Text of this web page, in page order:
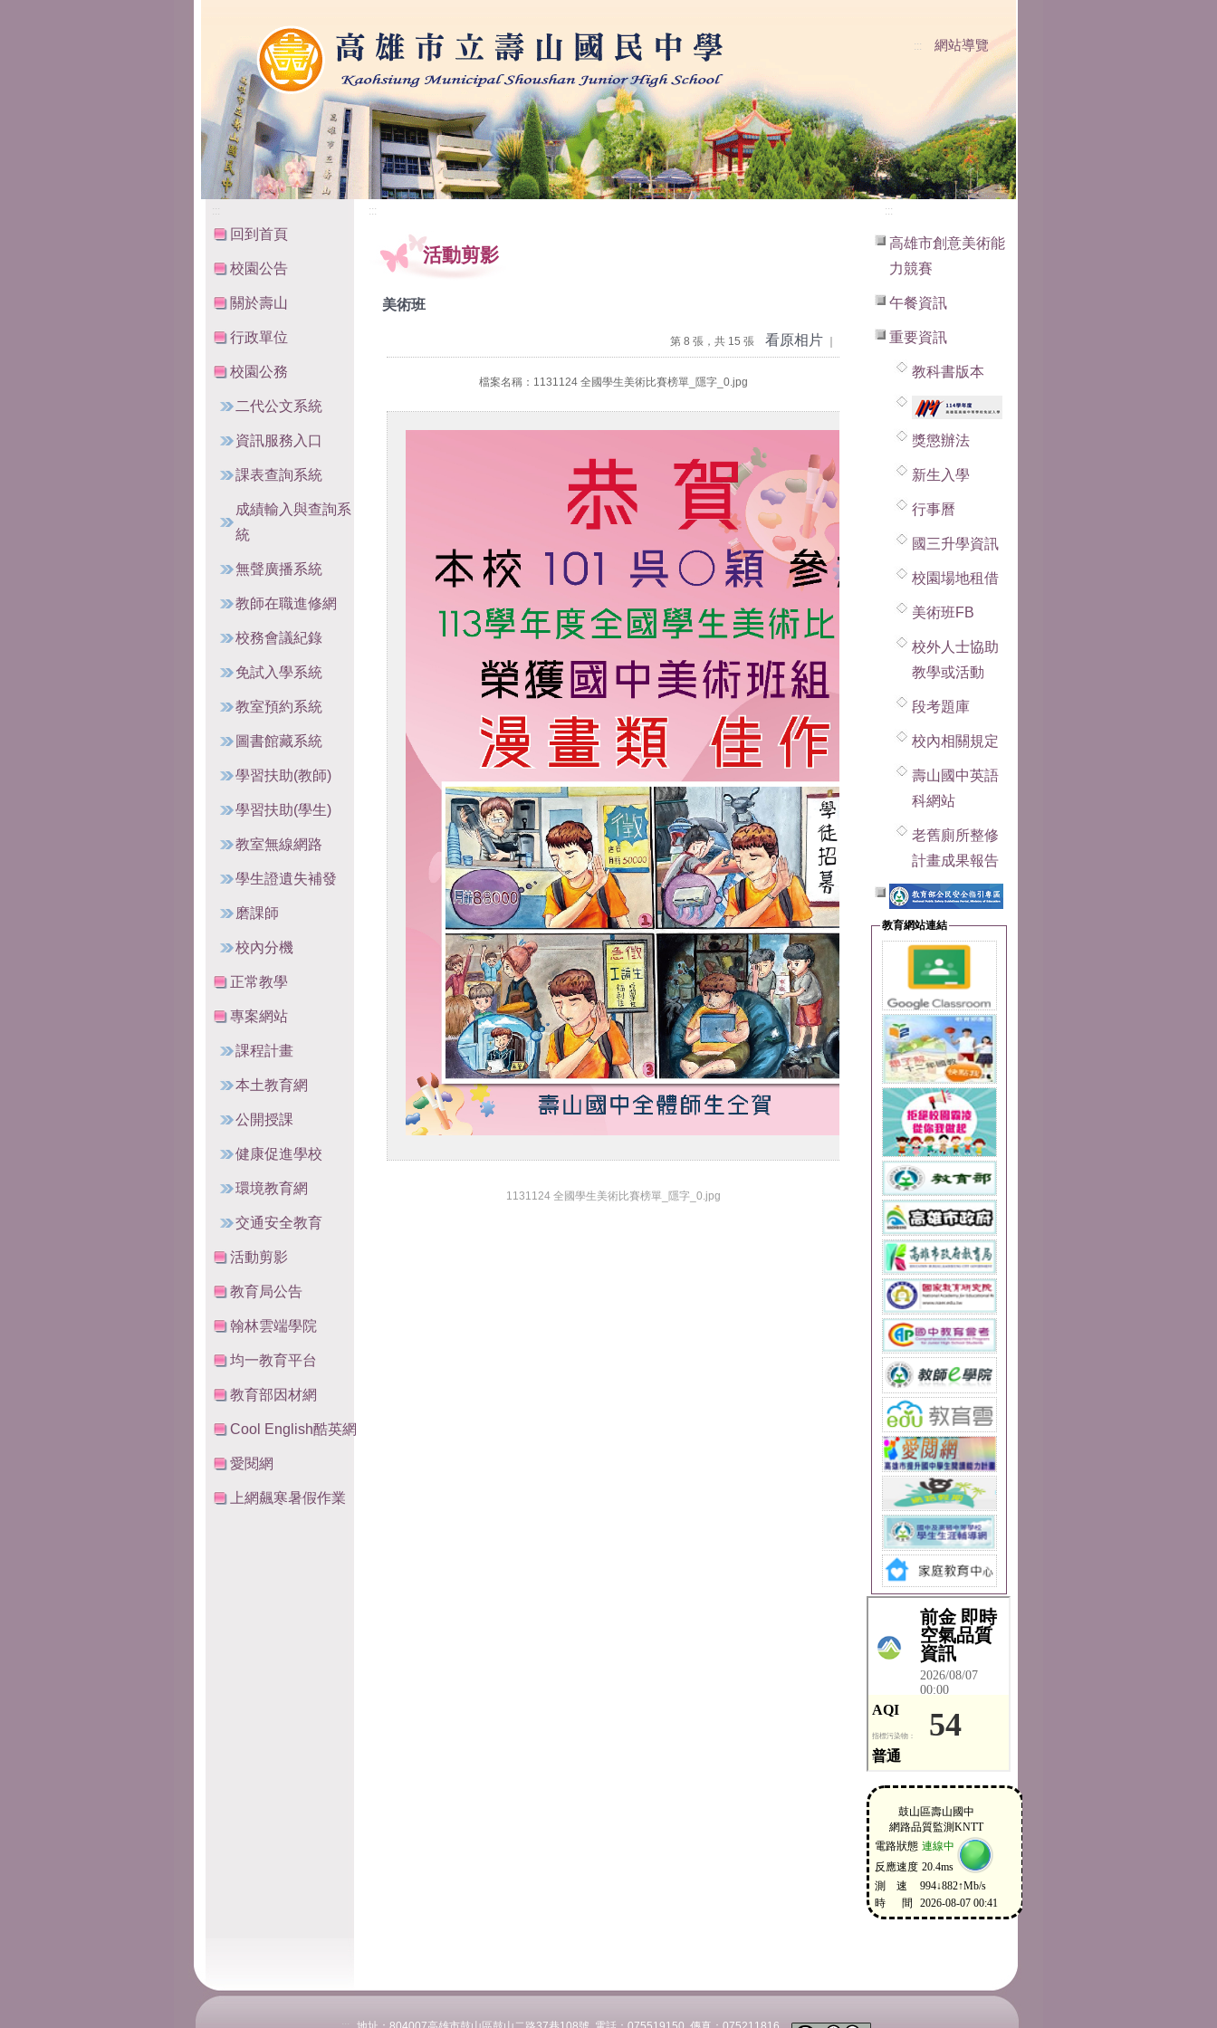
::: 網站導覽
:::
回到首頁
校園公告
關於壽山
行政單位
校園公務
二代公文系統
資訊服務入口
課表查詢系統
成績輸入與查詢系
統
無聲廣播系統
教師在職進修網
校務會議紀錄
免試入學系統
教室預約系統
圖書館藏系統
學習扶助(教師)
學習扶助(學生)
教室無線網路
學生證遺失補發
磨課師
校內分機
正常教學
專案網站
課程計畫
本土教育網
公開授課
健康促進學校
環境教育網
交通安全教育
活動剪影
教育局公告
翰林雲端學院
均一教育平台
教育部因材網
Cool English酷英網
愛閱網
上網飆寒暑假作業
:::
活動剪影
美術班
第 8 張，共 15 張 看原相片 ｜ 下一張
檔案名稱：1131124 全國學生美術比賽榜單_隱字_0.jpg
1131124 全國學生美術比賽榜單_隱字_0.jpg
:::
高雄市創意美術能
力競賽
午餐資訊
重要資訊
教科書版本
獎懲辦法
新生入學
行事曆
國三升學資訊
校園場地租借
美術班FB
校外人士協助
教學或活動
段考題庫
校內相關規定
壽山國中英語
科網站
老舊廁所整修
計畫成果報告
教育網站連結